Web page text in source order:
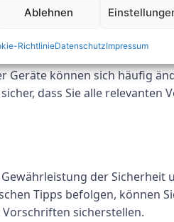
Ablehnen
RichtlinieDatenschutzImpressum
auf dem
können sich häufig
dass Sie alle
der Sicherheit
Tipps befolgen, können
sicherstellen.